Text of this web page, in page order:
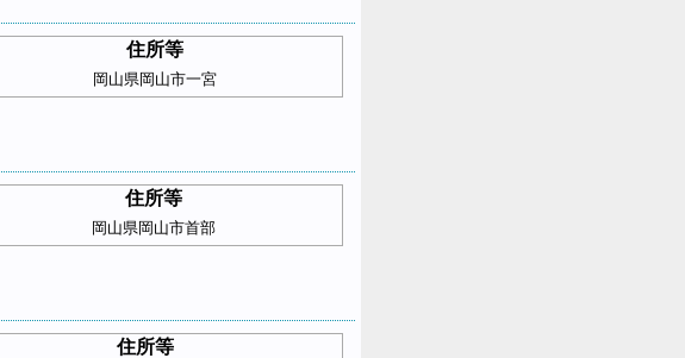
住所等
岡山県岡山市一宮
住所等
岡山県岡山市首部
住所等